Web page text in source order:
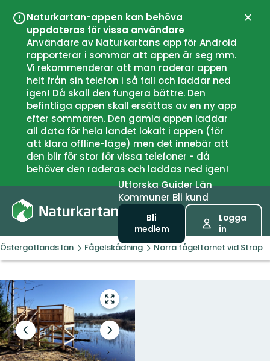
Naturkartan-appen kan behöva
uppdateras för vissa användare
Användare av Naturkartans app för Android
rapporterar i sommar att appen är seg mm.
Vi rekommenderar att man raderar appen
helt från sin telefon i så fall och laddar ned
igen! Då skall den fungera bättre. Den
befintliga appen skall ersättas av en ny app
efter sommaren. Den gamla appen laddar
all data för hela landet lokalt i appen (för
att klara offline-läge) men det innebär att
den blir för stor för vissa telefoner - då
behöver den raderas och laddas ned igen!
UtforskaGuiderLän
Kommuner Bli kund
Bli
medlem
Logga
in
Östergötlands län Fågelskådning Norra fågeltornet vid Sträp
Gå
till
helskärmsläge
Föregående
bild
Nästa
bildspel